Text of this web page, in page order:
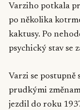
Varziho potkala
po několika
kaktusy. Po
psychický stav se
Varzi se
prudkými
jezdil do roku